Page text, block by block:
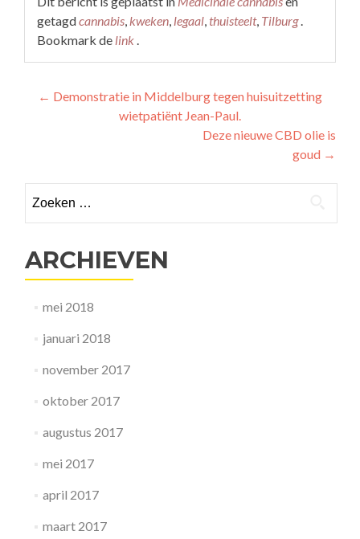
getagdcannabis,kweken, legaal, thuisteelt, Tilburg.
Bookmark de link .
Berichtnavigatie
← Demonstratie in Middelburg tegen huisuitzetting
wietpatiënt Jean-Paul.
Deze nieuwe CBD olie is
goud →
naar:
ARCHIEVEN
mei 2018
januari 2018
november 2017
oktober 2017
augustus 2017
mei 2017
april 2017
maart 2017